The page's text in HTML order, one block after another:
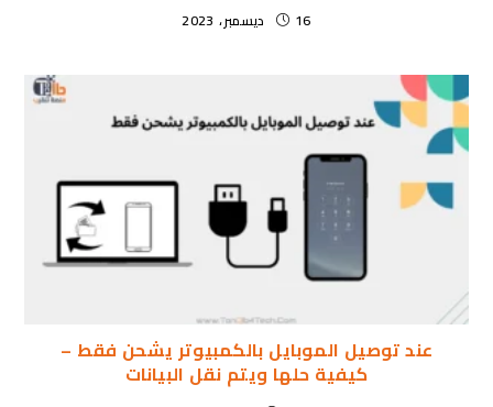
16 ديسمبر، 2023
عند توصيل الموبايل بالكمبيوتر يشحن فقط –
كيفية حلها ويتم نقل البيانات